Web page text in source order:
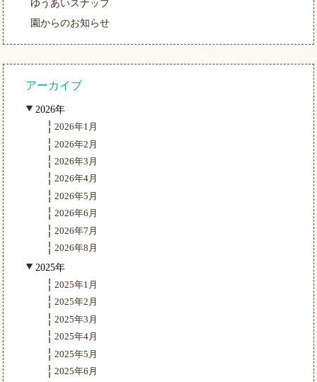
ゆうあいスナップ
園からのお知らせ
アーカイブ
2026年
2026年1月
2026年2月
2026年3月
2026年4月
2026年5月
2026年6月
2026年7月
2026年8月
2025年
2025年1月
2025年2月
2025年3月
2025年4月
2025年5月
2025年6月